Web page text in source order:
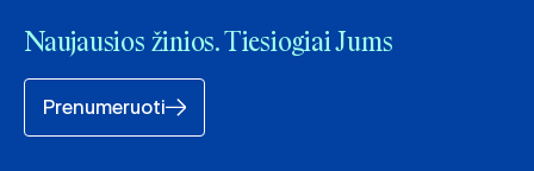
Naujausios žinios. Tiesiogiai Jums
Prenumeruoti